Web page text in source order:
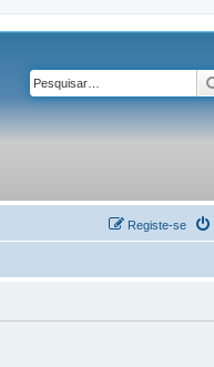
Registe-se